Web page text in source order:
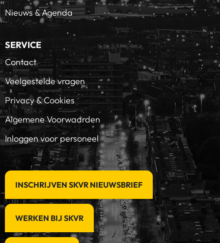
Nieuws & Agenda
SERVICE
Contact
Veelgestelde vragen
Privacy & Cookies
Algemene Voorwaarden
Inloggen voor personeel
INSCHRIJVEN SKVR NIEUWSBRIEF
WERKEN BIJ SKVR